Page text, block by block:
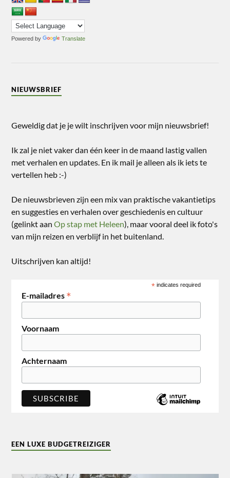
Powered by Translate
NIEUWSBRIEF
Geweldig dat je je wilt inschrijven voor mijn nieuwsbrief!
Ik zal je niet vaker dan één keer in de maand lastig vallen
met verhalen en updates. En ik mail je alleen als ik iets te
vertellen heb :-)
De nieuwsbrieven zijn een mix van praktische vakantietips
en suggesties en verhalen over geschiedenis en cultuur
(gelinkt aanOp stap met Heleen), maar vooral deel ik foto's
van mijn reizen en verblijf in het buitenland.
Uitschrijven kan altijd!
* indicates required
E-mailadres *
Voornaam
Achternaam
EEN LUXE BUDGETREIZIGER